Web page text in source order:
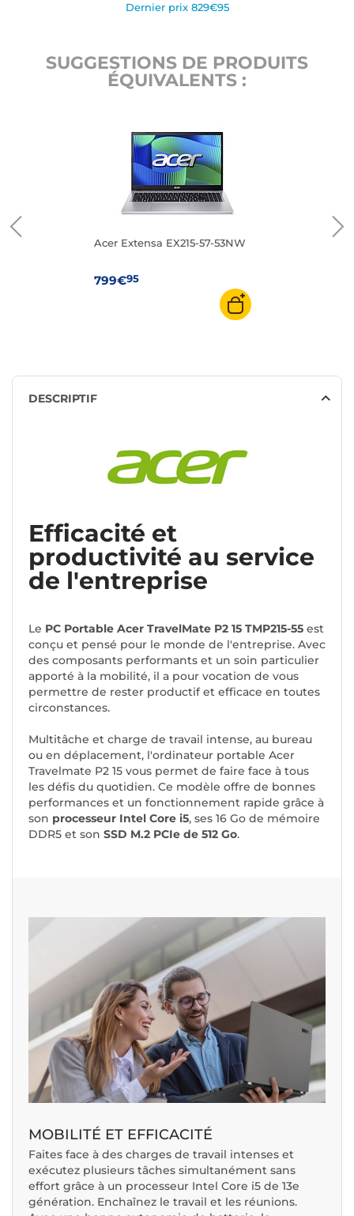
Dernier prix 829€95
SUGGESTIONS DE PRODUITS
ÉQUIVALENTS :
Acer Extensa EX215-57-53NW
799€95
DESCRIPTIF
Efficacité et
productivité au service
de l'entreprise
Le PC Portable Acer TravelMate P2 15 TMP215-55 est
conçu et pensé pour le monde de l'entreprise. Avec
des composants performants et un soin particulier
apporté à la mobilité, il a pour vocation de vous
permettre de rester productif et efficace en toutes
circonstances.
Multitâche et charge de travail intense, au bureau
ou en déplacement, l'ordinateur portable Acer
Travelmate P2 15 vous permet de faire face à tous
les défis du quotidien. Ce modèle offre de bonnes
performances et un fonctionnement rapide grâce à
son processeur Intel Core i5, ses 16 Go de mémoire
DDR5 et son SSD M.2 PCIe de 512 Go.
MOBILITÉ ET EFFICACITÉ
Faites face à des charges de travail intenses et
exécutez plusieurs tâches simultanément sans
effort grâce à un processeur Intel Core i5 de 13e
génération. Enchaînez le travail et les réunions.